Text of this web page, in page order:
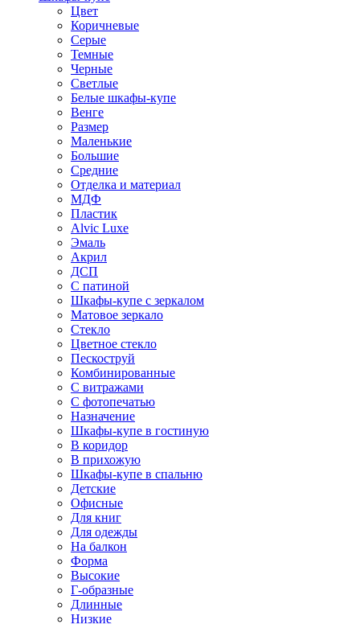
Цвет
Коричневые
Серые
Темные
Черные
Светлые
Белые шкафы-купе
Венге
Размер
Маленькие
Большие
Средние
Отделка и материал
МДФ
Пластик
Alvic Luxe
Эмаль
Акрил
ДСП
С патиной
Шкафы-купе с зеркалом
Матовое зеркало
Стекло
Цветное стекло
Пескоструй
Комбинированные
С витражами
С фотопечатью
Назначение
Шкафы-купе в гостиную
В коридор
В прихожую
Шкафы-купе в спальню
Детские
Офисные
Для книг
Для одежды
На балкон
Форма
Высокие
Г-образные
Длинные
Низкие